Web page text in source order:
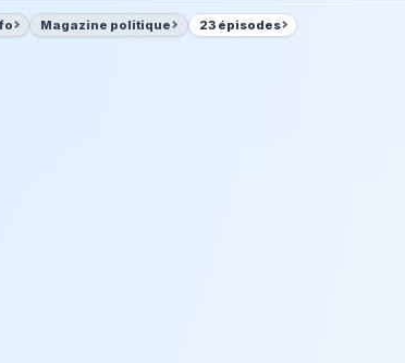
Magazine politique 23 épisodes